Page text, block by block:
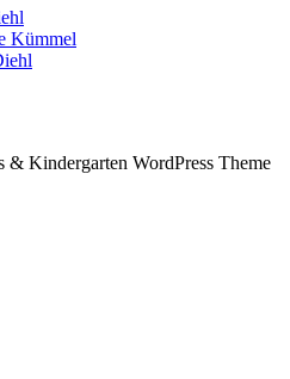
Kümmel
& Kindergarten WordPress Theme